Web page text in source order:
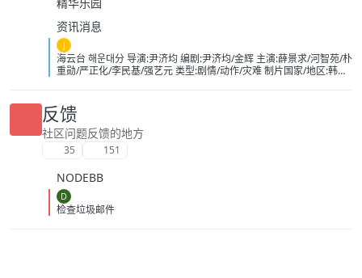
资讯消息
J
海云台 해운대分 导演:尹济均 编剧:尹济均/金辉 主演:薛景求/河智苑/朴
重勋/严正化/李民基/强艺元 类型:剧情/动作/灾难 制片国家/地区:韩国
(台)/Haeundae:TheDeadlyTsunami/TidalWave IMDb:tt1153040 豆
瓣ID：2364074 IMDb：tt1153040 影视简介 故事发生在韩国釜
山的海云台，在2004年印尼海啸中，由于船长万植（薛景求 饰）的
失误导致了妍熙（河智苑 饰）父亲的死，他内心怀有深深地自责，并
无微不至地照顾这个邻家妹妹，慢慢地两人暗生情愫。不过，万植的
亨植 （李民基 饰）是海上救生员，他在一次行动中，认识了富家小姐
金希美（姜艺媛 饰），两人在阴差阳错的交往中，闹出了不少误会。
维珍（严正花 饰）推动海云台成为世博会旅游观光点的大使，她
和前夫——国际海洋研究所地质专家金辉（朴重勋 饰）育有一女，但
反馈
社区问题反馈的地方
35 151
NODEBB
D
检查垃圾邮件